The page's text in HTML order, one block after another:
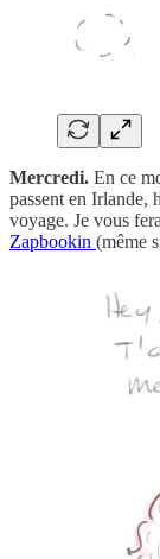
Mercredi. En ce
passent en Irlande,
voyage. Je vous
Zapbookin (même